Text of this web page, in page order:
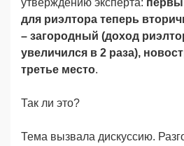
для риэлтора теперь
– загородный (доход
увеличился в 2 раза),
третье место.
Так ли это?
Тема вызвала дискуссию.